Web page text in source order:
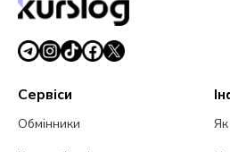
Сервіси
Обмінники
Як